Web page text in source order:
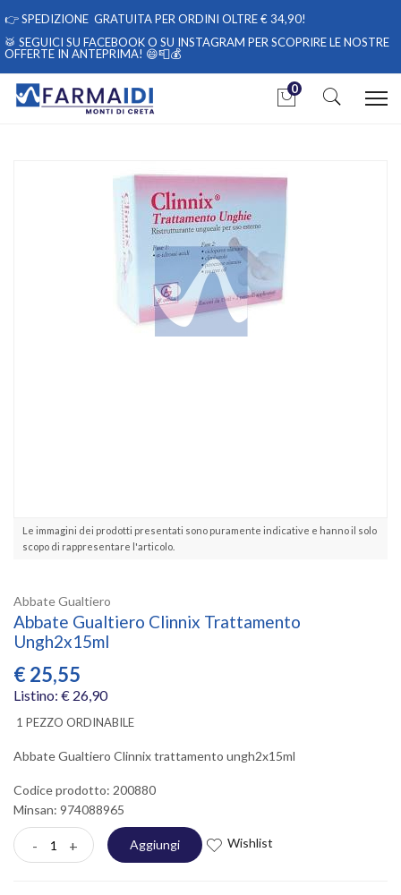
👉SPEDIZIONE GRATUITA PER ORDINI OLTRE € 34,90!
🥁 SEGUICI SU FACEBOOKO SU INSTAGRAM PER SCOPRIRE LE NOSTRE
OFFERTE IN ANTEPRIMA! 😄📮💰
0
Cosmesi/Unghie
Abbate Gualtiero Clinnix Trattamento Ungh2x15ml
Le immagini dei prodotti presentati sono puramente indicative e hanno il solo
scopo di rappresentare l'articolo.
Abbate Gualtiero
Abbate Gualtiero Clinnix Trattamento
Ungh2x15ml
€25,55
Listino: € 26,90
1 PEZZO ORDINABILE
Abbate Gualtiero Clinnix trattamento ungh2x15ml
Codice prodotto: 200880
Minsan: 974088965
- + Aggiungi Wishlist